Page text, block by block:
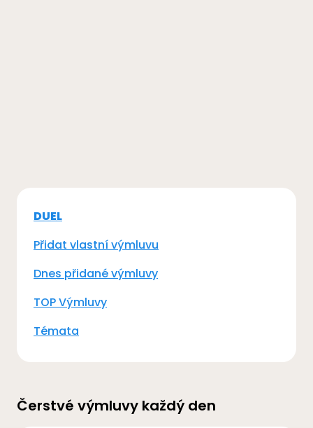
DUEL
Přidat vlastní výmluvu
Dnes přidané výmluvy
TOP Výmluvy
Témata
Čerstvé výmluvy každý den